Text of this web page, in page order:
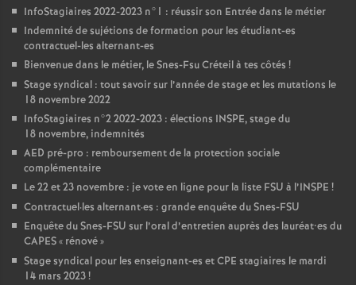
InfoStagiaires 2022-2023 n°1 : réussir son Entrée dans le métier
Indemnité de sujétions de formation pour les étudiant-es
contractuel-les alternant-es
Bienvenue dans le métier, le Snes-Fsu Créteil à tes côtés !
Stage syndical : tout savoir sur l’année de stage et les mutations le
18 novembre 2022
InfoStagiaires n°2 2022-2023 : élections INSPE, stage du
18 novembre, indemnités
AED pré-pro : remboursement de la protection sociale
complémentaire
Le 22 et 23 novembre : je vote en ligne pour la liste FSU à l’INSPE !
Contractuel·les alternant·es : grande enquête du Snes-FSU
Enquête du Snes-FSU sur l’oral d’entretien auprès des lauréat•es du
CAPES« rénové»
Stage syndical pour les enseignant-es etCPE stagiaires le mardi
14 mars 2023!